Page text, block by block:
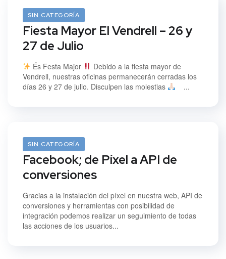
SIN CATEGORÍA
23/07/2021
Fiesta Mayor El Vendrell – 26 y
27 de Julio
És Festa Major
Debido a la fiesta mayor de
Vendrell, nuestras oficinas permanecerán cerradas los
días 26 y 27 de julio. Disculpen las molestias
...
SIN CATEGORÍA
01/07/2021
Facebook; de Píxel a API de
conversiones
Gracias a la instalación del píxel en nuestra web, API de
conversiones y herramientas con posibilidad de
integración podemos realizar un seguimiento de todas
las acciones de los usuarios...